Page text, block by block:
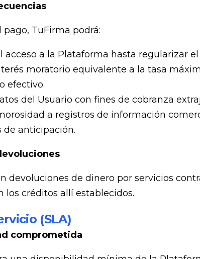
pago, TuFirma podrá:
acceso a la Plataforma hasta regularizar el
moratorio equivalente a la tasa
efectivo.
del Usuario con fines de cobranza
a registros de información
de anticipación.
devoluciones de dinero por servicios
los créditos allí establecidos.
(SLA)
comprometida